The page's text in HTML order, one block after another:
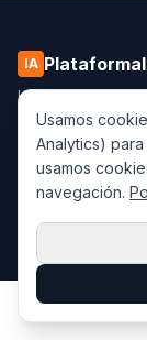
IA
IA, low-code/AI y
Artículos
© 2026
PrivacidadTérminos
Usamos
Analytics)
usamos
navegación.